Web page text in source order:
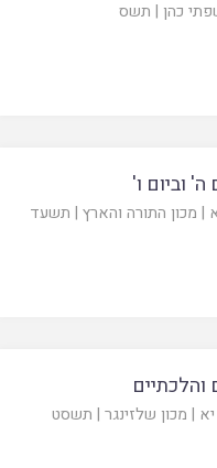
כהן | תשס
וביום ו'
| מכון התורה והארץ | תשעד
| מכון שלזינגר | תשסט